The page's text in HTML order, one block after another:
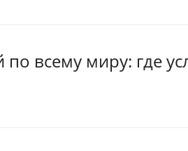
всему миру: где